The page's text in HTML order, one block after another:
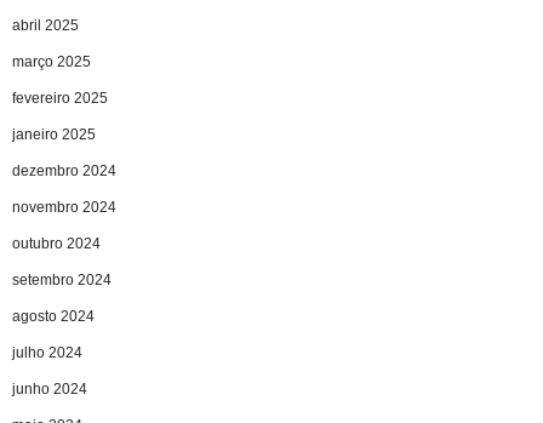
abril 2025
março 2025
fevereiro 2025
janeiro 2025
dezembro 2024
novembro 2024
outubro 2024
setembro 2024
agosto 2024
julho 2024
junho 2024